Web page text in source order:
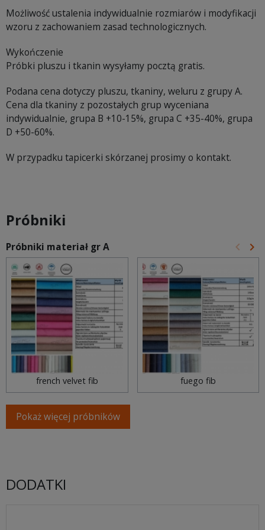
Możliwość ustalenia indywidualnie rozmiarów i modyfikacji
wzoru z zachowaniem zasad technologicznych.
Wykończenie
Próbki pluszu i tkanin wysyłamy pocztą gratis.
Podana cena dotyczy pluszu, tkaniny, weluru z grupy A.
Cena dla tkaniny z pozostałych grup wyceniana
indywidualnie, grupa B +10-15%, grupa C +35-40%, grupa
D +50-60%.
W przypadku tapicerki skórzanej prosimy o kontakt.
Próbniki
Próbniki materiał gr A keyboard_arrow_left keyboard_arrow_right
french velvet fib fuego fib
Pokaż więcej próbników
DODATKI